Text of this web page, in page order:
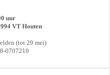
uur
VT Houten
(tot 29 mei)
0707210